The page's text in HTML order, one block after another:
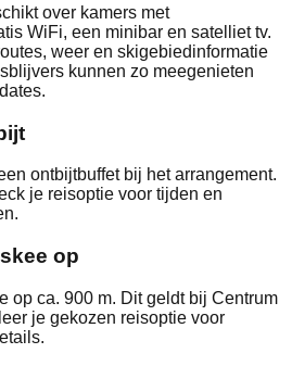
over kamers met
WiFi, een minibar en satelliet tv.
weer en skigebiedinformatie
kunnen zo meegenieten
ontbijtbuffet bij het arrangement.
je reisoptie voor tijden en
op
op ca. 900 m. Dit geldt bij Centrum
je gekozen reisoptie voor